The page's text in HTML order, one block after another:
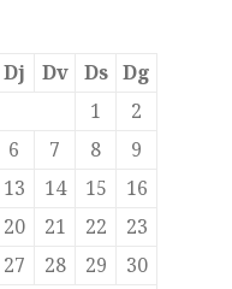
Dj Dv Ds Dg
1
2
6 7 8
9
13 14 15
16
20 21 22
23
27 28 29
30